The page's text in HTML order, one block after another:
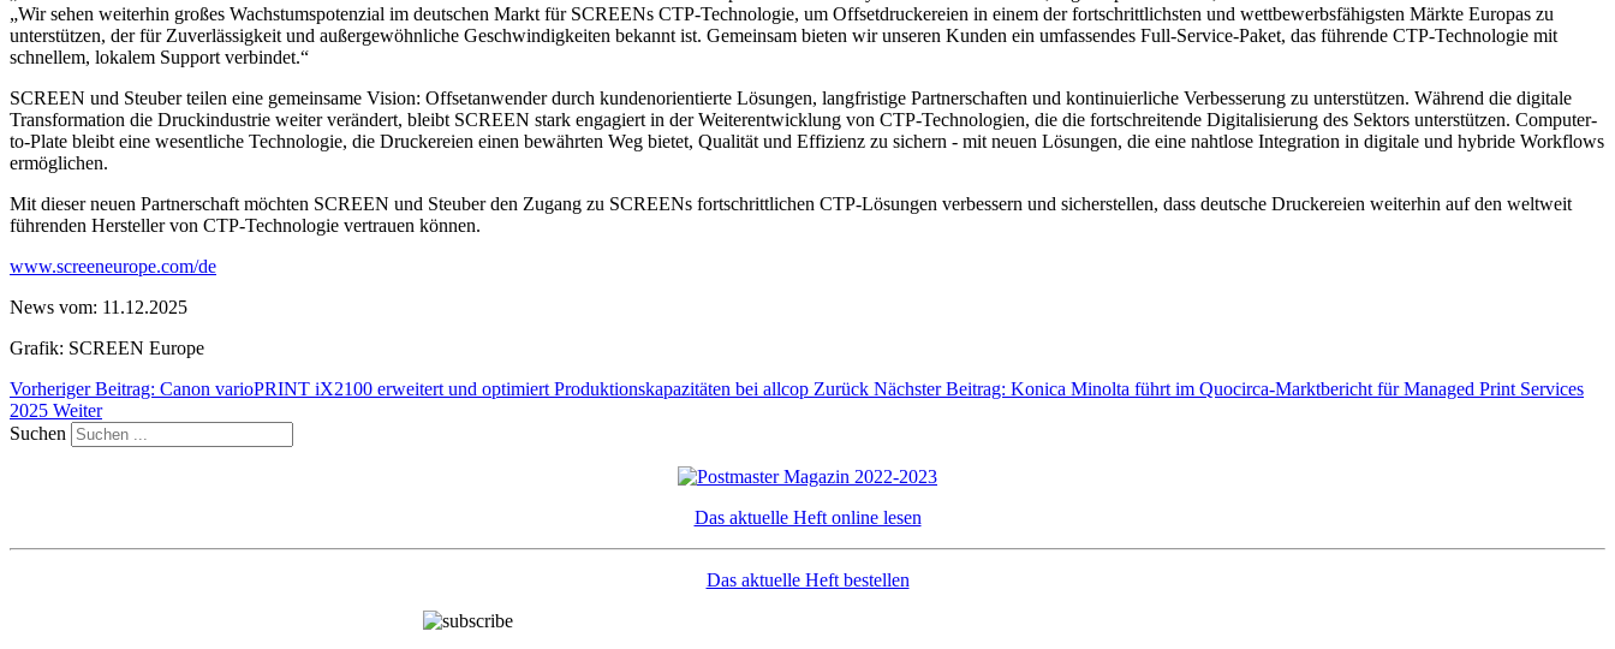
„Wir sehen weiterhin großes Wachstumspotenzial im deutschen Markt für SCREENs CTP-Technologie, um Offsetdruckereien in einem der fortschrittlichsten und wettbewerbsfähigsten Märkte Europas zu
unterstützen, der für Zuverlässigkeit und außergewöhnliche Geschwindigkeiten bekannt ist. Gemeinsam bieten wir unseren Kunden ein umfassendes Full-Service-Paket, das führende CTP-Technologie mit
schnellem, lokalem Support verbindet.“
SCREEN und Steuber teilen eine gemeinsame Vision: Offsetanwender durch kundenorientierte Lösungen, langfristige Partnerschaften und kontinuierliche Verbesserung zu unterstützen. Während die digitale
Transformation die Druckindustrie weiter verändert, bleibt SCREEN stark engagiert in der Weiterentwicklung von CTP-Technologien, die die fortschreitende Digitalisierung des Sektors unterstützen. Computer-
to-Plate bleibt eine wesentliche Technologie, die Druckereien einen bewährten Weg bietet, Qualität und Effizienz zu sichern - mit neuen Lösungen, die eine nahtlose Integration in digitale und hybride Workflows
ermöglichen.
Mit dieser neuen Partnerschaft möchten SCREEN und Steuber den Zugang zu SCREENs fortschrittlichen CTP-Lösungen verbessern und sicherstellen, dass deutsche Druckereien weiterhin auf den weltweit
führenden Hersteller von CTP-Technologie vertrauen können.
www.screeneurope.com/de
News vom: 11.12.2025
Grafik: SCREEN Europe
Vorheriger Beitrag: Canon varioPRINT iX2100 erweitert und optimiert Produktionskapazitäten bei allcop Zurück Nächster Beitrag: Konica Minolta führt im Quocirca-Marktbericht für Managed Print Services
2025 Weiter
Suchen
Das aktuelle Heft online lesen
Das aktuelle Heft bestellen